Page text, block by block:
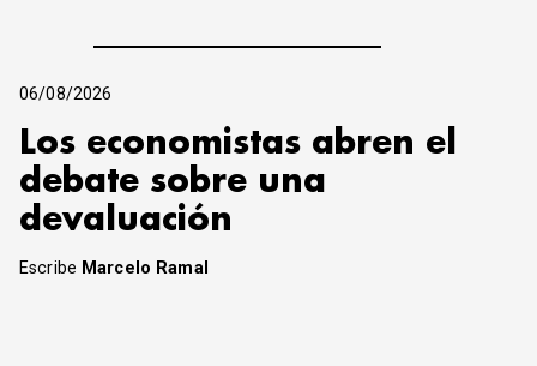
06/08/2026
Los economistas abren el
debate sobre una
devaluación
Escribe Marcelo Ramal